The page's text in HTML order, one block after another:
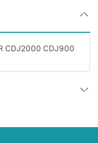
CDJ2000 CDJ900